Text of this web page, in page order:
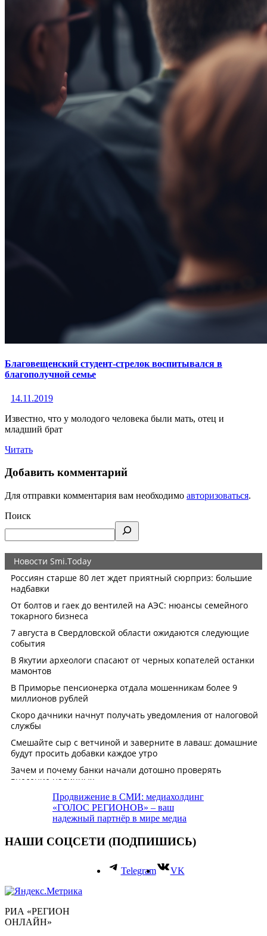
Благовещенский студент-стрелок воспитывался в
благополучной семье
14.11.2019
Известно, что у молодого человека были мать, отец и
младший брат
Читать
Добавить комментарий
Для отправки комментария вам необходимо авторизоваться.
Поиск
Продвижение в СМИ: медиахолдинг
«ГОЛОС РЕГИОНОВ» – ваш
надежный партнёр в мире медиа
НАШИ СОЦСЕТИ (ПОДПИШИСЬ)
Telegram VK
РИА «РЕГИОН
ОНЛАЙН»